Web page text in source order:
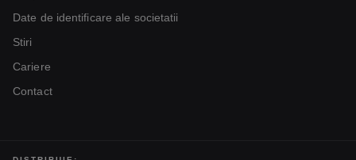
Date de identificare ale societatii
Stiri
Cariere
Contact